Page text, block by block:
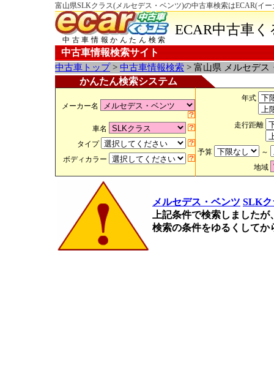
富山県SLKクラス(メルセデス・ベンツ)の中古車検索はECAR(イ
中古車情報かんたん検索
ECAR中古車
中古車情報検索サイト
中古車トップ> 中古車情報検索 > 富山県 メルセデス
かんたん検索システム
メーカー名
車名
タイプ
ボディカラー
年式
走行距離
予算
～
地域
メルセデス・ベンツ SLKク
上記条件で検索しました
検索の条件をゆるくして